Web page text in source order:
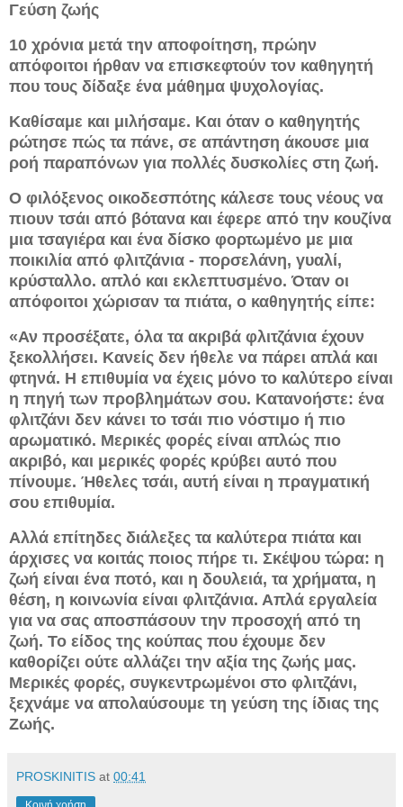
Γεύση ζωής
10 χρόνια μετά την αποφοίτηση, πρώην
απόφοιτοι ήρθαν να επισκεφτούν τον καθηγητή
που τους δίδαξε ένα μάθημα ψυχολογίας.
Καθίσαμε και μιλήσαμε. Και όταν ο καθηγητής
ρώτησε πώς τα πάνε, σε απάντηση άκουσε μια
ροή παραπόνων για πολλές δυσκολίες στη ζωή.
Ο φιλόξενος οικοδεσπότης κάλεσε τους νέους να
πιουν τσάι από βότανα και έφερε από την κουζίνα
μια τσαγιέρα και ένα δίσκο φορτωμένο με μια
ποικιλία από φλιτζάνια - πορσελάνη, γυαλί,
κρύσταλλο. απλό και εκλεπτυσμένο. Όταν οι
απόφοιτοι χώρισαν τα πιάτα, ο καθηγητής είπε:
«Αν προσέξατε, όλα τα ακριβά φλιτζάνια έχουν
ξεκολλήσει. Κανείς δεν ήθελε να πάρει απλά και
φτηνά. Η επιθυμία να έχεις μόνο το καλύτερο είναι
η πηγή των προβλημάτων σου. Κατανοήστε: ένα
φλιτζάνι δεν κάνει το τσάι πιο νόστιμο ή πιο
αρωματικό. Μερικές φορές είναι απλώς πιο
ακριβό, και μερικές φορές κρύβει αυτό που
πίνουμε. Ήθελες τσάι, αυτή είναι η πραγματική
σου επιθυμία.
Αλλά επίτηδες διάλεξες τα καλύτερα πιάτα και
άρχισες να κοιτάς ποιος πήρε τι. Σκέψου τώρα: η
ζωή είναι ένα ποτό, και η δουλειά, τα χρήματα, η
θέση, η κοινωνία είναι φλιτζάνια. Απλά εργαλεία
για να σας αποσπάσουν την προσοχή από τη
ζωή. Το είδος της κούπας που έχουμε δεν
καθορίζει ούτε αλλάζει την αξία της ζωής μας.
Μερικές φορές, συγκεντρωμένοι στο φλιτζάνι,
ξεχνάμε να απολαύσουμε τη γεύση της ίδιας της
Ζωής.
PROSKINITIS at 00:41